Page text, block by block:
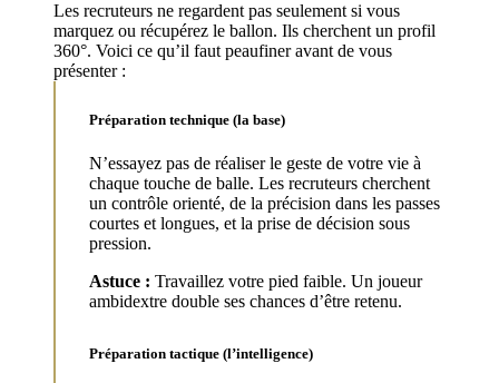
Les recruteurs ne regardent pas seulement si vous
marquez ou récupérez le ballon. Ils cherchent un profil
360°. Voici ce qu’il faut peaufiner avant de vous
présenter :
Préparation technique (la base)
N’essayez pas de réaliser le geste de votre vie à
chaque touche de balle. Les recruteurs cherchent
un contrôle orienté, de la précision dans les passes
courtes et longues, et la prise de décision sous
pression.
Astuce : Travaillez votre pied faible. Un joueur
ambidextre double ses chances d’être retenu.
Préparation tactique (l’intelligence)